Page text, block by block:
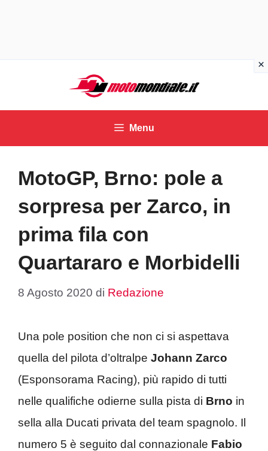
contenuto
Menu
MotoGP, Brno: pole a
sorpresa per Zarco, in
prima fila con
Quartararo e Morbidelli
8 Agosto 2020 di Redazione
Una pole position che non ci si aspettava
quella del pilota d’oltralpe Johann Zarco
(Esponsorama Racing), più rapido di tutti
nelle qualifiche odierne sulla pista di Brno in
sella alla Ducati privata del team spagnolo. Il
numero 5 è seguito dal connazionale Fabio